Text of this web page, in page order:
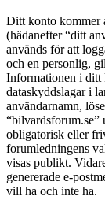
Ditt konto kommer
(hädanefter “ditt
används för att
och en personlig,
Informationen i ditt
dataskyddslagar i
användarnamn,
“bilvardsforum.se”
obligatorisk eller
forumledningens
visas publikt.
genererade e-
vill ha och inte ha.